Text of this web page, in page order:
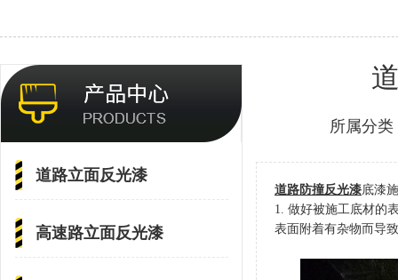
道路立面反光漆
高速路立面反光漆
所属分
道路防撞反光漆底漆
1. 做好被施工底材的
表面附着有杂物而导